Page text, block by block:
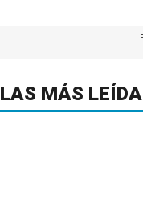
LAS MÁS